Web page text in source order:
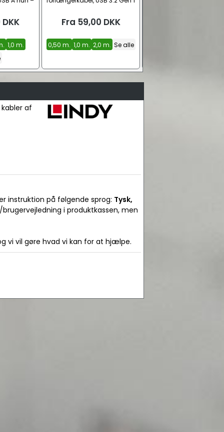
DKK
1,0 m.
Fra 59,00 DKK
0,50 m. 1,0 m. 2,0 m. Se alle
af
instruktion på følgende sprog: Tysk,
i produktkassen, men
vi vil gøre hvad vi kan for at hjælpe.